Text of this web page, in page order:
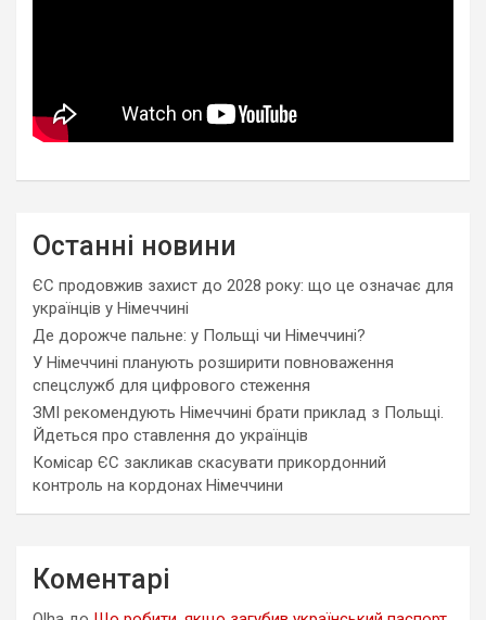
Останні новини
ЄС продовжив захист до 2028 року: що це означає для
українців у Німеччині
Де дорожче пальне: у Польщі чи Німеччині?
У Німеччині планують розширити повноваження
спецслужб для цифрового стеження
ЗМІ рекомендують Німеччині брати приклад з Польщі.
Йдеться про ставлення до українців
Комісар ЄС закликав скасувати прикордонний
контроль на кордонах Німеччини
Коментарі